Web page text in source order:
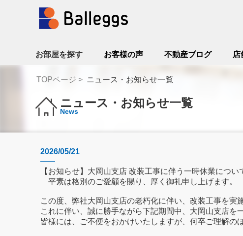
お部屋を探す お客様の声 不動産ブログ 店
TOPページ ニュース・お知らせ一覧
ニュース・お知らせ一覧
News
2026/05/21
【お知らせ】大岡山支店 改装工事に伴う一時休業につい
平素は格別のご愛顧を賜り、厚く御礼申し上げます。
この度、弊社大岡山支店の老朽化に伴い、改装工事を実
これに伴い、誠に勝手ながら下記期間中、大岡山支店を
皆様には、ご不便をおかけいたしますが、何卒ご理解の